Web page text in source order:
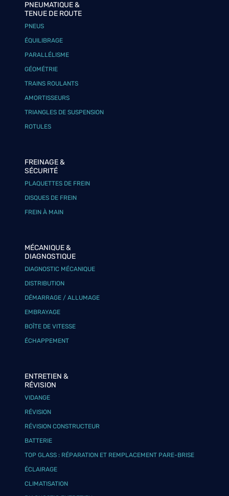
PNEUMATIQUE &
TENUE DE ROUTE
PNEUS
ÉQUILIBRAGE
PARALLÉLISME
GÉOMÉTRIE
TRAINS ROULANTS
AMORTISSEURS
TRIANGLES DE SUSPENSION
ROTULES
FREINAGE &
SÉCURITÉ
PLAQUETTES DE FREIN
DISQUES DE FREIN
FREIN À MAIN
MÉCANIQUE &
DIAGNOSTIQUE
DIAGNOSTIC MÉCANIQUE
DISTRIBUTION
DÉMARRAGE / ALLUMAGE
EMBRAYAGE
BOÎTE DE VITESSE
ÉCHAPPEMENT
ENTRETIEN &
RÉVISION
VIDANGE
RÉVISION
RÉVISION CONSTRUCTEUR
BATTERIE
TOP GLASS : RÉPARATION ET REMPLACEMENT PARE-BRISE
ÉCLAIRAGE
CLIMATISATION